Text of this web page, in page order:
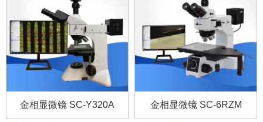
金相显微镜 SC-Y320A 金相显微镜 SC-6RZM